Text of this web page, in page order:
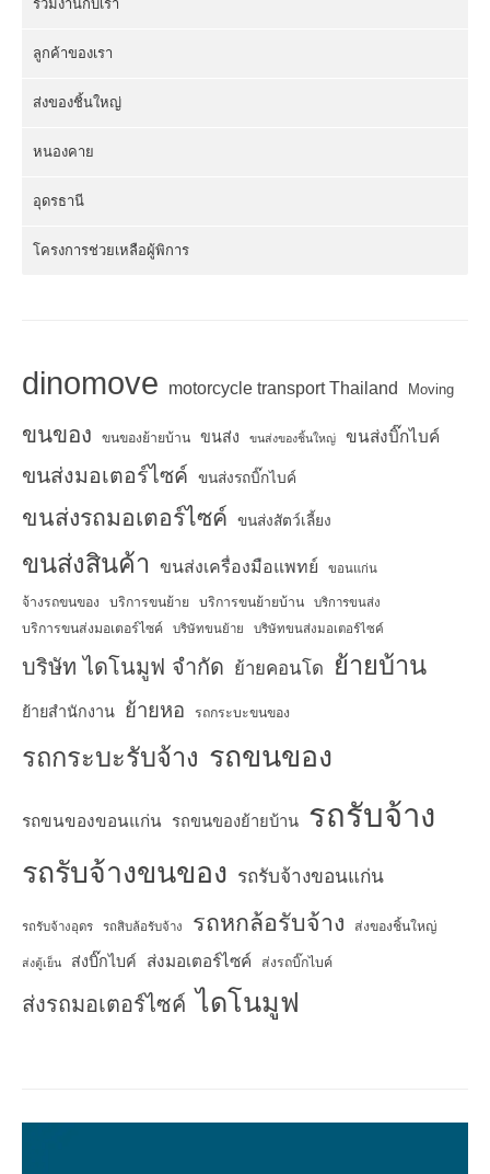
ร่วมงานกับเรา
ลูกค้าของเรา
ส่งของชิ้นใหญ่
หนองคาย
อุดรธานี
โครงการช่วยเหลือผู้พิการ
dinomove motorcycle transport Thailand Moving
ขนของ ขนของย้ายบ้าน ขนส่ง ขนส่งของชิ้นใหญ่ ขนส่งบิ๊กไบค์
ขนส่งมอเตอร์ไซค์ ขนส่งรถบิ๊กไบค์
ขนส่งรถมอเตอร์ไซค์ ขนส่งสัตว์เลี้ยง
ขนส่งสินค้า ขนส่งเครื่องมือแพทย์ ขอนแก่น
จ้างรถขนของ บริการขนย้าย บริการขนย้ายบ้าน บริการขนส่ง
บริการขนส่งมอเตอร์ไซค์ บริษัทขนย้าย บริษัทขนส่งมอเตอร์ไซค์
บริษัท ไดโนมูฟ จำกัด ย้ายคอนโด ย้ายบ้าน
ย้ายสำนักงาน ย้ายหอ รถกระบะขนของ
รถกระบะรับจ้าง รถขนของ
รถขนของขอนแก่น รถขนของย้ายบ้าน รถรับจ้าง
รถรับจ้างขนของ รถรับจ้างขอนแก่น
รถรับจ้างอุดร รถสิบล้อรับจ้าง รถหกล้อรับจ้าง ส่งของชิ้นใหญ่
ส่งตู้เย็น ส่งบิ๊กไบค์ ส่งมอเตอร์ไซค์ ส่งรถบิ๊กไบค์
ส่งรถมอเตอร์ไซค์ ไดโนมูฟ